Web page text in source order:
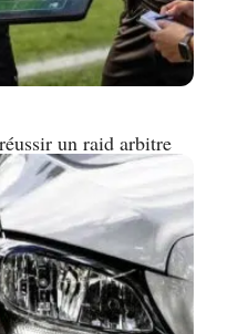
un raid arbitre